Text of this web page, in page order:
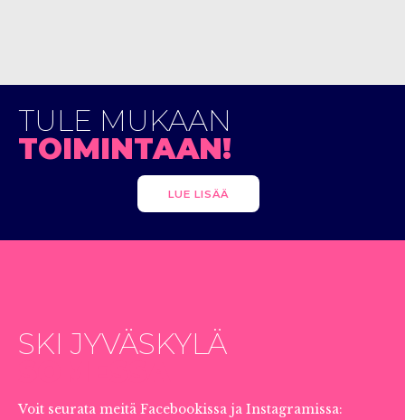
TULE MUKAAN
TOIMINTAAN!
LUE LISÄÄ
SKI JYVÄSKYLÄ
Voit seurata meitä Facebookissa ja Instagramissa: